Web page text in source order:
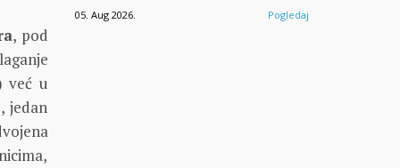
, pod
već u
jedan
05. Aug 2026.
Pogledaj